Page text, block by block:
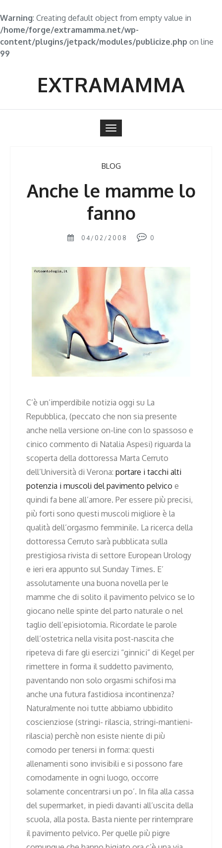
Warning: Creating default object from empty value in
/home/forge/extramamma.net/wp-
content/plugins/jetpack/modules/publicize.php on line
99
EXTRAMAMMA
Toggle
navigation
BLOG
Anche le mamme lo
fanno
04/02/2008 0
C’è un’imperdibile notizia oggi su La
Repubblica, (peccato che non sia presente
anche nella versione on-line con lo spassoso e
cinico commento di Natalia Aspesi) riguarda la
scoperta della dottoressa Marta Cerruto
dell’Università di Verona: portare i tacchi alti
potenzia i muscoli del pavimento pelvico e
quindi fa bene all’amore. Per essere più precisi,
più forti sono questi muscoli migliore è la
qualità dell’orgasmo femminile. La ricerca della
dottoressa Cerruto sarà pubblicata sulla
prestigiosa rivista di settore European Urology
e ieri era appunto sul Sunday Times. E’
assolutamente una buona novella per le
mamme che di solito il pavimento pelvico se lo
giocano nelle spinte del parto naturale o nel
taglio dell’episiotomia. Ricordate le parole
dell’ostetrica nella visita post-nascita che
ripeteva di fare gli esercizi “ginnici” di Kegel per
rimettere in forma il suddetto pavimento,
paventando non solo orgasmi schifosi ma
anche una futura fastidiosa incontinenza?
Naturalmente noi tutte abbiamo ubbidito
coscienziose (stringi- rilascia, stringi-mantieni-
rilascia) perchè non esiste niente di più
comodo per tenersi in forma: questi
allenamenti sono invisibili e si possono fare
comodamente in ogni luogo, occorre
solamente concentrarsi un po’. In fila alla cassa
del supermarket, in piedi davanti all’uscita della
scuola, alla posta. Basta niente per rintemprare
il pavimento pelvico. Per quelle più pigre